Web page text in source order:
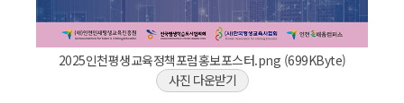
2025인천평생교육정책포럼홍보포스터.png (699KByte)
사진 다운받기